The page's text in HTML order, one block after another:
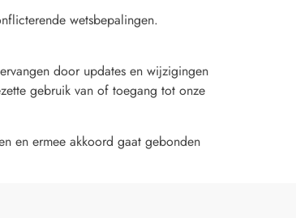
wetsbepalingen.
door updates en wijzigingen
gebruik van of toegang tot onze
en ermee akkoord gaat gebonden